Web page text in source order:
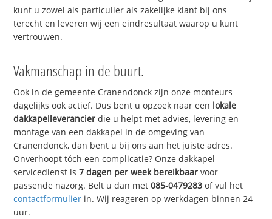
kunt u zowel als particulier als zakelijke klant bij ons
terecht en leveren wij een eindresultaat waarop u kunt
vertrouwen.
Vakmanschap in de buurt.
Ook in de gemeente Cranendonck zijn onze monteurs
dagelijks ook actief. Dus bent u opzoek naar een lokale
dakkapelleverancier die u helpt met advies, levering en
montage van een dakkapel in de omgeving van
Cranendonck, dan bent u bij ons aan het juiste adres.
Onverhoopt tóch een complicatie? Onze dakkapel
servicedienst is7 dagen per week bereikbaar voor
passende nazorg. Belt u dan met085-0479283 of vul het
contactformulier in. Wij reageren op werkdagen binnen 24
uur.